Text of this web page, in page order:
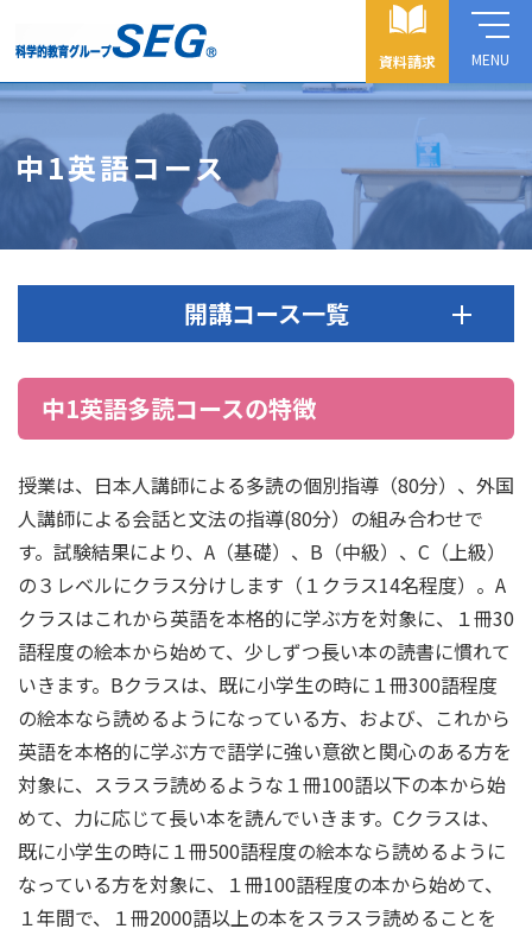
MENU
資料請求
中1英語コース
開講コース一覧
中1英語多読コースの特徴
授業は、日本人講師による多読の個別指導（80分）、外国
人講師による会話と文法の指導(80分）の組み合わせで
す。試験結果により、A（基礎）、B（中級）、C（上級）
の３レベルにクラス分けします（１クラス14名程度）。A
クラスはこれから英語を本格的に学ぶ方を対象に、１冊30
語程度の絵本から始めて、少しずつ長い本の読書に慣れて
いきます。Bクラスは、既に小学生の時に１冊300語程度
の絵本なら読めるようになっている方、および、これから
英語を本格的に学ぶ方で語学に強い意欲と関心のある方を
対象に、スラスラ読めるような１冊100語以下の本から始
めて、力に応じて長い本を読んでいきます。Cクラスは、
既に小学生の時に１冊500語程度の絵本なら読めるように
なっている方を対象に、１冊100語程度の本から始めて、
１年間で、１冊2000語以上の本をスラスラ読めることを